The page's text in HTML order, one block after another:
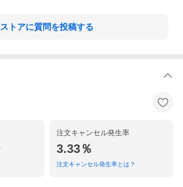
ストアに質問を投稿する
注文キャンセル発生率
3.33％
注文キャンセル発生率とは？